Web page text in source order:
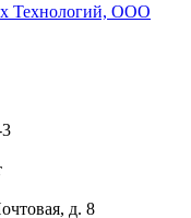
Технологий, ООО
д. 8